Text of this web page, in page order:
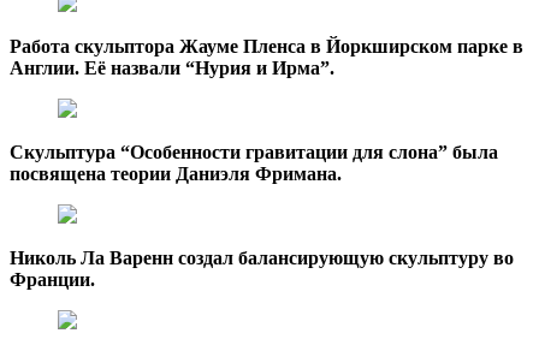
Работа скульптора Жауме Пленса в Йоркширском парке в
Англии. Её назвали “Нурия и Ирма”.
Скульптура “Особенности гравитации для слона” была
посвящена теории Даниэля Фримана.
Николь Ла Варенн создал балансирующую скульптуру во
Франции.